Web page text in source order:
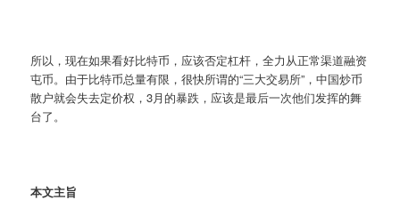
所以，现在如果看好比特币，应该否定杠杆，全力从正常渠道融资
屯币。由于比特币总量有限，很快所谓的“三大交易所”，中国炒币
散户就会失去定价权，3月的暴跌，应该是最后一次他们发挥的舞
台了。
本文主旨